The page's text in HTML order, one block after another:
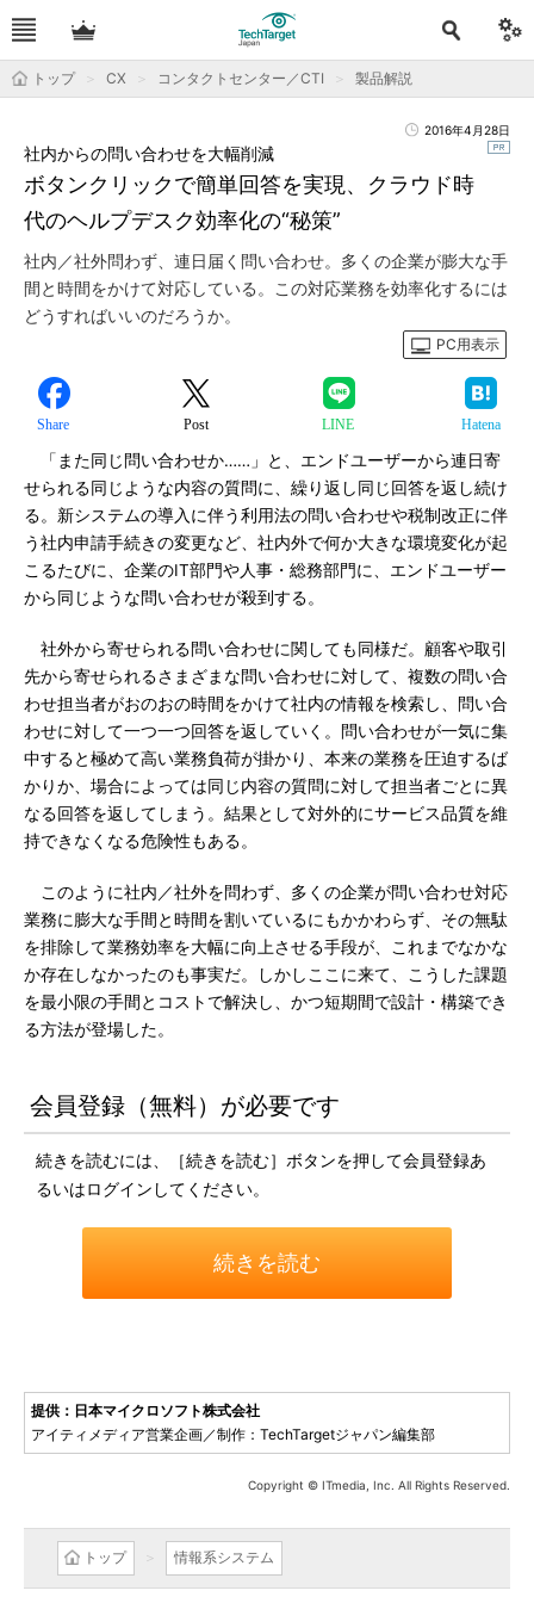
トップ CX コンタクトセンター／CTI 製品解説
2016年4月28日
ボタンクリックで簡単回答を実現、クラウド時
代のヘルプデスク効率化の“秘策”
社内からの問い合わせを大幅削減
社内／社外問わず、連日届く問い合わせ。多くの企業が膨大な手
間と時間をかけて対応している。この対応業務を効率化するには
どうすればいいのだろうか。
PC用表示
Share Post LINE Hatena
「また同じ問い合わせか……」と、エンドユーザーから連日寄
せられる同じような内容の質問に、繰り返し同じ回答を返し続け
る。新システムの導入に伴う利用法の問い合わせや税制改正に伴
う社内申請手続きの変更など、社内外で何か大きな環境変化が起
こるたびに、企業のIT部門や人事・総務部門に、エンドユーザー
から同じような問い合わせが殺到する。
社外から寄せられる問い合わせに関しても同様だ。顧客や取引
先から寄せられるさまざまな問い合わせに対して、複数の問い合
わせ担当者がおのおの時間をかけて社内の情報を検索し、問い合
わせに対して一つ一つ回答を返していく。問い合わせが一気に集
中すると極めて高い業務負荷が掛かり、本来の業務を圧迫するば
かりか、場合によっては同じ内容の質問に対して担当者ごとに異
なる回答を返してしまう。結果として対外的にサービス品質を維
持できなくなる危険性もある。
このように社内／社外を問わず、多くの企業が問い合わせ対応
業務に膨大な手間と時間を割いているにもかかわらず、その無駄
を排除して業務効率を大幅に向上させる手段が、これまでなかな
か存在しなかったのも事実だ。しかしここに来て、こうした課題
を最小限の手間とコストで解決し、かつ短期間で設計・構築でき
る方法が登場した。
会員登録（無料）が必要です
続きを読むには、［続きを読む］ボタンを押して会員登録あ
るいはログインしてください。
続きを読む
提供：日本マイクロソフト株式会社
アイティメディア営業企画／制作：TechTargetジャパン編集部
Copyright © ITmedia, Inc. All Rights Reserved.
トップ 情報系システム